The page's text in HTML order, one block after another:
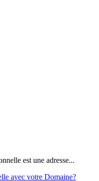
est une adresse...
avec votre Domaine?